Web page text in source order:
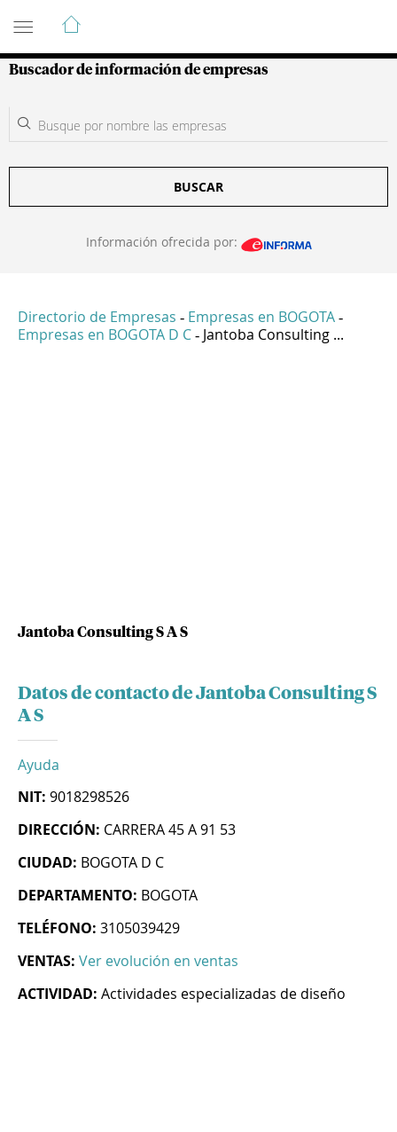
Guía de Empresas Colombianas
Buscador de información de empresas
BUSCAR
Información ofrecida por:
Directorio de Empresas - Empresas en BOGOTA -
Empresas en BOGOTA D C - Jantoba Consulting ...
Jantoba Consulting S A S
Datos de contacto de Jantoba Consulting S
A S
Ayuda
NIT: 9018298526
DIRECCIÓN: CARRERA 45 A 91 53
CIUDAD: BOGOTA D C
DEPARTAMENTO: BOGOTA
TELÉFONO: 3105039429
VENTAS: Ver evolución en ventas
ACTIVIDAD: Actividades especializadas de diseño